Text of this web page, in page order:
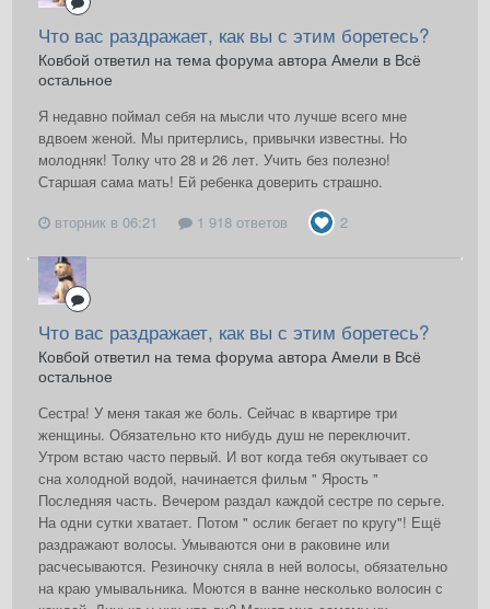
Что вас раздражает, как вы с этим боретесь?
Ковбой ответил на тема форума автора Амели в Всё
остальное
Я недавно поймал себя на мысли что лучше всего мне
вдвоем женой. Мы притерлись, привычки известны. Но
молодняк! Толку что 28 и 26 лет. Учить без полезно!
Старшая сама мать! Ей ребенка доверить страшно.
вторник в 06:21
1 918 ответов 2
Что вас раздражает, как вы с этим боретесь?
Ковбой ответил на тема форума автора Амели в Всё
остальное
Сестра! У меня такая же боль. Сейчас в квартире три
женщины. Обязательно кто нибудь душ не переключит.
Утром встаю часто первый. И вот когда тебя окутывает со
сна холодной водой, начинается фильм " Ярость "
Последняя часть. Вечером раздал каждой сестре по серьге.
На одни сутки хватает. Потом " ослик бегает по кругу"! Ещё
раздражают волосы. Умываются они в раковине или
расчесываются. Резиночку сняла в ней волосы, обязательно
на краю умывальника. Моются в ванне несколько волосин с